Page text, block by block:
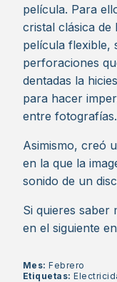
película. Para
cristal clásica de
película flexible,
perforaciones
dentadas la
para hacer
entre fotografías.
Asimismo, creó
en la que la
sonido de un
Si quieres saber
en el siguiente
Mes:Febrero
Etiquetas: